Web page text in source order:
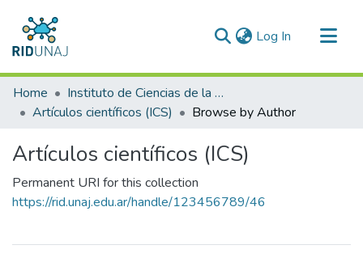
Log In (current)
Communities & Collections
All of RID-UNAJ
Home
Instituto de Ciencias de la Salud (ICS)
Artículos científicos (ICS)
Browse by Author
Artículos científicos (ICS)
Permanent URI for this collection
https://rid.unaj.edu.ar/handle/123456789/46